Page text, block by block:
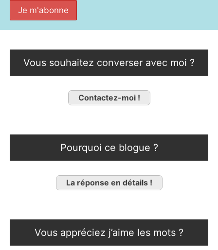
Vous souhaitez converser avec moi ?
Contactez-moi !
Pourquoi ce blogue ?
La réponse en détails !
Vous appréciez j’aime les mots ?